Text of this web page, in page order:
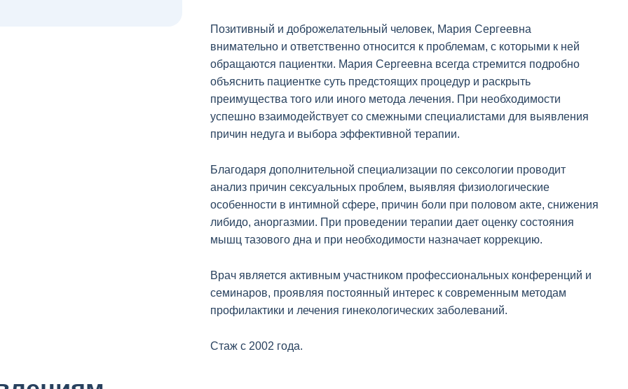
Позитивный и доброжелательный человек, Мария Сергеевна
внимательно и ответственно относится к проблемам, с которыми к ней
обращаются пациентки. Мария Сергеевна всегда стремится подробно
объяснить пациентке суть предстоящих процедур и раскрыть
преимущества того или иного метода лечения. При необходимости
успешно взаимодействует со смежными специалистами для выявления
причин недуга и выбора эффективной терапии.
Благодаря дополнительной специализации по сексологии проводит
анализ причин сексуальных проблем, выявляя физиологические
особенности в интимной сфере, причин боли при половом акте, снижения
либидо, аноргазмии. При проведении терапии дает оценку состояния
мышц тазового дна и при необходимости назначает коррекцию.
Врач является активным участником профессиональных конференций и
семинаров, проявляя постоянный интерес к современным методам
профилактики и лечения гинекологических заболеваний.
Стаж с 2002 года.